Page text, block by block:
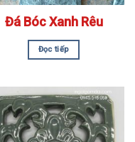
Đá Bóc Xanh Rêu
Đọc tiếp